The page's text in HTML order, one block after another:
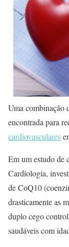
Uma combinação
encontrada para
cardiovasculares
Em um estudo de
Cardiologia,
de CoQ10
drasticamente as
duplo cego
saudáveis ​​com